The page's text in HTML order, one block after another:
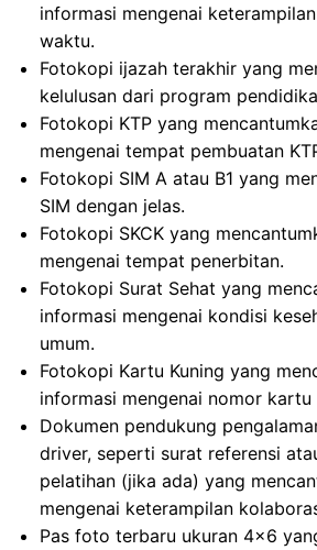
informasi mengenai
waktu.
Fotokopi ijazah terakhir yang
kelulusan dari program
Fotokopi KTP yang
mengenai tempat pembuatan
Fotokopi SIM A atau B1 yang
SIM dengan jelas.
Fotokopi SKCK yang
mengenai tempat penerbitan.
Fotokopi Surat Sehat yang
informasi mengenai kondisi
umum.
Fotokopi Kartu Kuning yang
informasi mengenai nomor kartu
Dokumen pendukung
driver, seperti surat referensi
pelatihan (jika ada) yang
mengenai keterampilan
Pas foto terbaru ukuran 4×6